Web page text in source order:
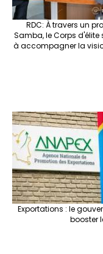
RDC: À travers un
Samba, le Corps d'élite
à accompagner la
Exportations : le
booster